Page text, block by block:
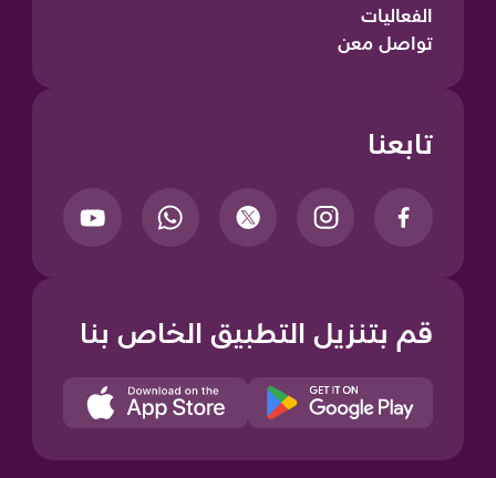
الفعاليات
تواصل معن
تابعنا
قم بتنزيل التطبيق الخاص بنا